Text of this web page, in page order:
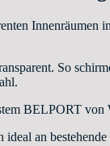
So
BELPORT
an